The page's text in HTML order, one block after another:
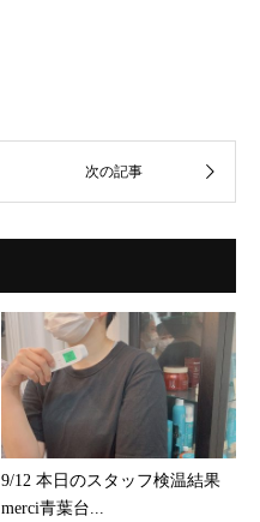
9/12 本日のスタッフ検温結果
merci青葉台...